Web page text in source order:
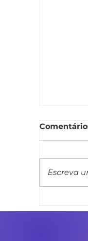
projeto
Escreva